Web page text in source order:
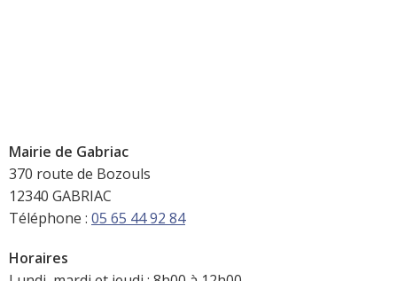
Mairie de Gabriac
370 route de Bozouls
12340 GABRIAC
Téléphone : 05 65 44 92 84
Horaires